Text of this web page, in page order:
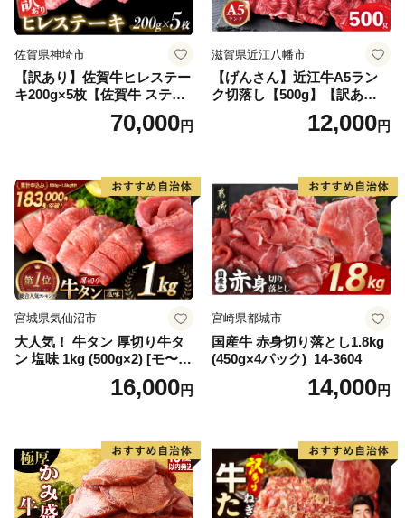
佐賀県神埼市
【訳あり】佐賀牛ヒレステー
キ200g×5枚【佐賀牛 ステー
キ ブランド肉 ヒレ肉 フィレ
肉 ジューシー ヘルシー】(H0
70,000円
滋賀県近江八幡市
【げんさん】近江牛A5ラン
ク切落し【500g】【訳あり】
12,000円
宮城県気仙沼市
大人気！ 牛タン 厚切り牛タ
ン 塩味 1kg (500g×2) [モ〜ラ
ンド 宮城県 気仙沼市 205646
60] 肉 牛肉 精肉 牛たん 牛タ
厚切り タン
16,000円
宮崎県都城市
国産牛 赤身切り落とし1.8kg
(450g×4パック)_14-3604
14,000円